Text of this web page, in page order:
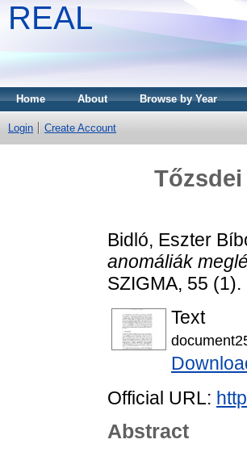
REAL
Home About Browse by Year
Login Create Account
Bidló, Eszter
anomáliák
SZIGMA, 55
Text
Official URL:
Abstract